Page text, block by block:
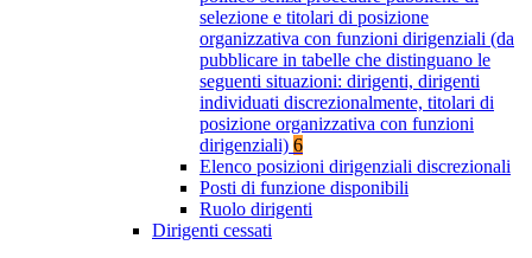
selezione e titolari di posizione
organizzativa con funzioni dirigenziali (da
pubblicare in tabelle che distinguano le
seguenti situazioni: dirigenti, dirigenti
individuati discrezionalmente, titolari di
posizione organizzativa con funzioni
dirigenziali) 6
Elenco posizioni dirigenziali discrezionali
Posti di funzione disponibili
Ruolo dirigenti
Dirigenti cessati